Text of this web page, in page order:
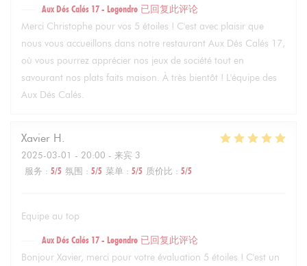
Aux Dés Calés 17 - Legendre 已回复此评论
Merci Christophe pour vos 5 étoiles ! C'est avec plaisir que
nous vous accueillons dans notre restaurant Aux Dés Calés 17,
où vous pourrez apprécier nos jeux de société tout en
savourant nos plats faits maison. À très bientôt ! L'équipe des
Aux Dés Calés.
Xavier H
2025-03-01 - 20:00 - 来宾 3
服务 : 5/5 氛围 : 5/5 菜单 : 5/5 质价比 : 5/5
Equipe au top
Aux Dés Calés 17 - Legendre 已回复此评论
Bonjour Xavier, merci pour votre évaluation 5 étoiles ! C'est un